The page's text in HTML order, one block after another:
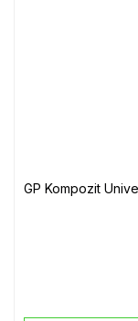
GP Kompozit